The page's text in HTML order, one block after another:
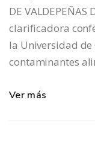
DE VALDEPEÑAS
clarificadora
la Universidad de
contaminantes
Ver más